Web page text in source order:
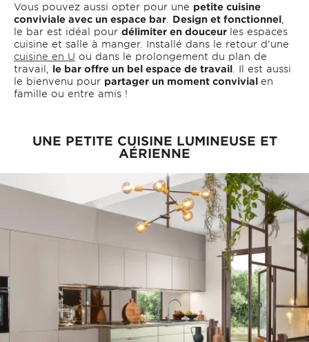
Vous pouvez aussi opter pour une petite cuisine
conviviale avec un espace bar Design et fonctionnel
le bar est idéal pour délimiter en douceur les espaces
cuisine et salle à manger. Installé dans le retour d’une
cuisine en U ou dans le prolongement du plan de
travail, le bar offre un bel espace de travail . Il est aussi
le bienvenu pour partager un moment convivial en
famille ou entre amis !
UNE PETITE CUISINE LUMINEUSE ET
AÉRIENNE